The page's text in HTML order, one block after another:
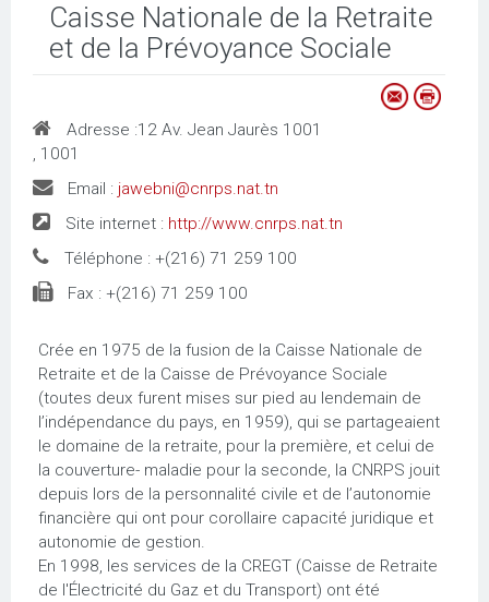
Caisse Nationale de la Retraite
et de la Prévoyance Sociale
Adresse :12 Av. Jean Jaurès 1001
, 1001
Email : jawebni@cnrps.nat.tn
Site internet : http://www.cnrps.nat.tn
Téléphone : +(216) 71 259 100
Fax : +(216) 71 259 100
Crée en 1975 de la fusion de la Caisse Nationale de
Retraite et de la Caisse de Prévoyance Sociale
(toutes deux furent mises sur pied au lendemain de
l’indépendance du pays, en 1959), qui se partageaient
le domaine de la retraite, pour la première, et celui de
la couverture- maladie pour la seconde, la CNRPS jouit
depuis lors de la personnalité civile et de l’autonomie
financière qui ont pour corollaire capacité juridique et
autonomie de gestion.
En 1998, les services de la CREGT (Caisse de Retraite
de l'Électricité du Gaz et du Transport) ont été